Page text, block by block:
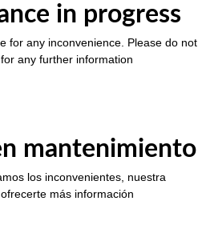
in progress
for any inconvenience. Please do not
for any further information
mantenimiento
los inconvenientes, nuestra
más información